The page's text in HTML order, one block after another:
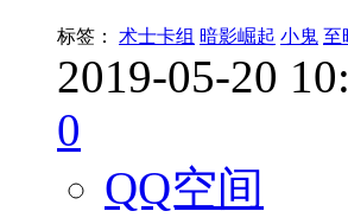
标签： 术士卡组 暗影崛起 小鬼 至
2019-05-20
0
QQ空间